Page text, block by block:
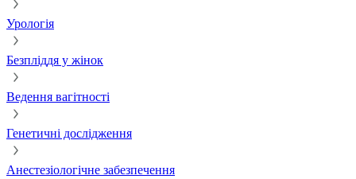
Урологія
Безпліддя у жінок
Ведення вагітності
Генетичні дослідження
Анестезіологічне забезпечення